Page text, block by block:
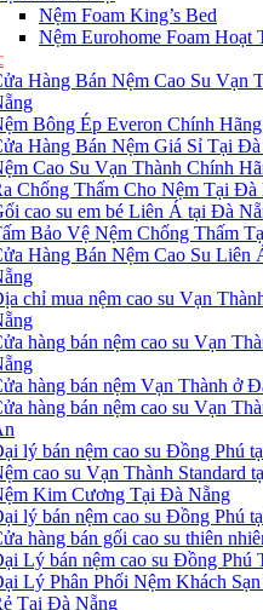
Nệm Foam King’s Bed
Nệm Eurohome Foam Hoạt
Hàng Bán Nệm Cao Su Vạn
Bông Ép Everon Chính
Hàng Bán Nệm Giá Sỉ Tại
Cao Su Vạn Thành Chính
Chống Thấm Cho Nệm Tại Đà
cao su em bé Liên Á tại Đà
Bảo Vệ Nệm Chống Thấm
Hàng Bán Nệm Cao Su Liên
chỉ mua nệm cao su Vạn
hàng bán nệm cao su Vạn
hàng bán nệm Vạn Thành ở
hàng bán nệm cao su Vạn
lý bán nệm cao su Đồng Phú
cao su Vạn Thành Standard
Kim Cương Tại Đà Nẵng
lý bán nệm cao su Đồng Phú
hàng bán gối cao su thiên
Lý bán nệm cao su Đồng Phú
Lý Phân Phối Nệm Khách
Tại Đà Nẵng